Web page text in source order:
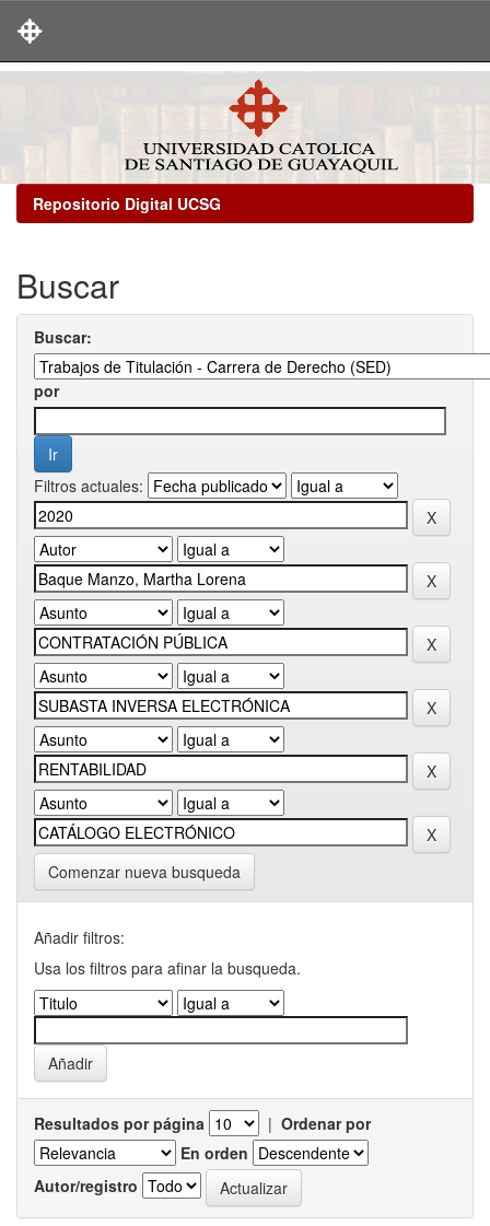
Repositorio Digital UCSG
Buscar
Buscar:
por
Filtros actuales:
Comenzar nueva busqueda
Añadir filtros:
Usa los filtros para afinar la busqueda.
Resultados por página | Ordenar por
En orden
Autor/registro